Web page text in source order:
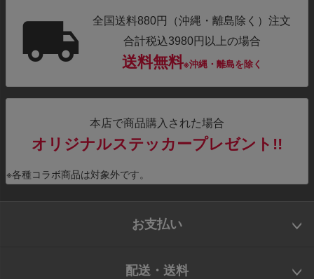
全国送料880円（沖縄・離島除く）注文
合計税込3980円以上の場合
送料無料※沖縄・離島を除く
本店で商品購入された場合
オリジナルステッカープレゼント!!
※各種コラボ商品は対象外です。
お支払い
配送・送料